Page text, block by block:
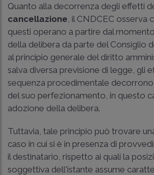
Quanto alla decorrenza degli effetti
cancellazione , il CNDCEC osserva
questi operano a partire dal
della delibera da parte del Consiglio
al principio generale del diritto
salva diversa previsione di legge, gli
sequenza procedimentale
del suo perfezionamento, in questo
adozione della delibera.
Tuttavia, tale principio può trovare
caso in cui si è in presenza di
il destinatario, rispetto ai quali la
soggettiva dell'istante assume